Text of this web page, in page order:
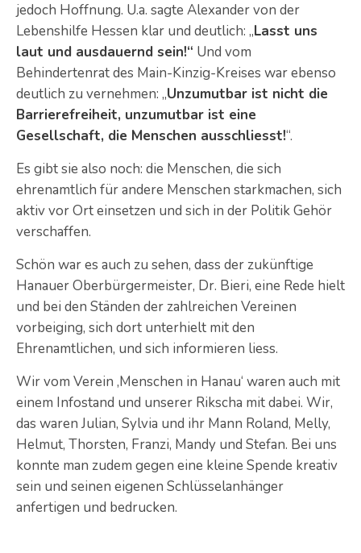
jedoch Hoffnung. U.a. sagte Alexander von der
Lebenshilfe Hessen klar und deutlich: „Lasst uns
laut und ausdauernd sein!“ Und vom
Behindertenrat des Main-Kinzig-Kreises war ebenso
deutlich zu vernehmen: „Unzumutbar ist nicht die
Barrierefreiheit, unzumutbar ist eine
Gesellschaft, die Menschen ausschliesst!“.
Es gibt sie also noch: die Menschen, die sich
ehrenamtlich für andere Menschen starkmachen, sich
aktiv vor Ort einsetzen und sich in der Politik Gehör
verschaffen.
Schön war es auch zu sehen, dass der zukünftige
Hanauer Oberbürgermeister, Dr. Bieri, eine Rede hielt
und bei den Ständen der zahlreichen Vereinen
vorbeiging, sich dort unterhielt mit den
Ehrenamtlichen, und sich informieren liess.
Wir vom Verein ‚Menschen in Hanau‘ waren auch mit
einem Infostand und unserer Rikscha mit dabei. Wir,
das waren Julian, Sylvia und ihr Mann Roland, Melly,
Helmut, Thorsten, Franzi, Mandy und Stefan. Bei uns
konnte man zudem gegen eine kleine Spende kreativ
sein und seinen eigenen Schlüsselanhänger
anfertigen und bedrucken.